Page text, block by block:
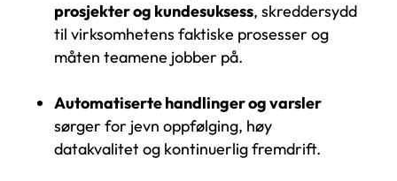
prosjekter og kundesuksess, skreddersydd
til virksomhetens faktiske prosesser og
måten teamene jobber på.
Automatiserte handlinger og varsler
sørger for jevn oppfølging, høy
datakvalitet og kontinuerlig fremdrift.